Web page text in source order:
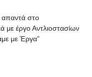
στο
με έργο Αντλιοστασίων
με Έργα”